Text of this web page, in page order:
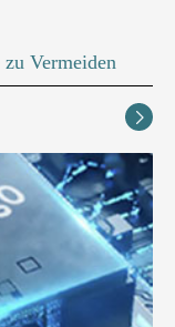
Vermeiden
